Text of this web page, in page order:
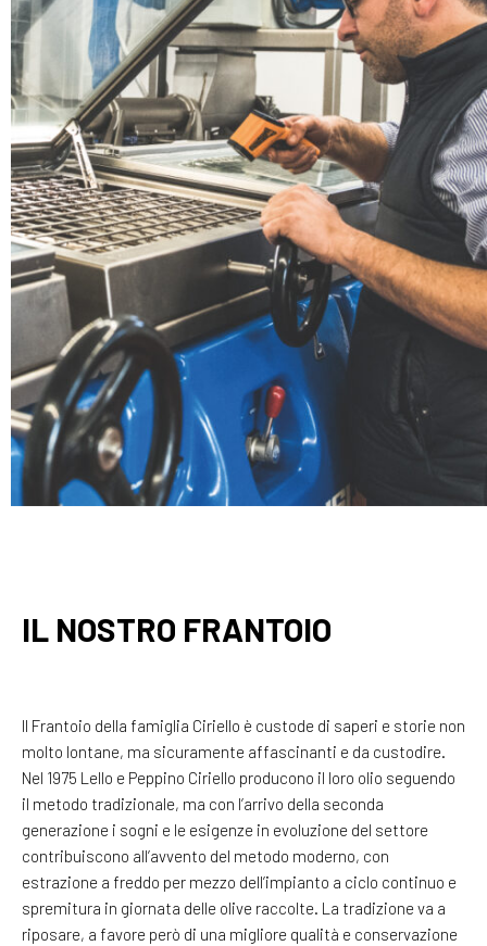
IL NOSTRO FRANTOIO
Il Frantoio della famiglia Ciriello è custode di saperi e storie non
molto lontane, ma sicuramente affascinanti e da custodire.
Nel 1975 Lello e Peppino Ciriello producono il loro olio seguendo
il metodo tradizionale, ma con l’arrivo della seconda
generazione i sogni e le esigenze in evoluzione del settore
contribuiscono all’avvento del metodo moderno, con
estrazione a freddo per mezzo dell’impianto a ciclo continuo e
spremitura in giornata delle olive raccolte. La tradizione va a
riposare, a favore però di una migliore qualità e conservazione